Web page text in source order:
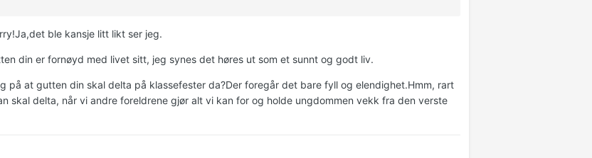
ble kansje litt likt ser jeg.
din er fornøyd med livet sitt, jeg synes det høres ut som et sunnt og godt liv.
på at gutten din skal delta på klassefester da?Der foregår det bare fyll og elendighet.Hmm, rart
skal delta, når vi andre foreldrene gjør alt vi kan for og holde ungdommen vekk fra den verste